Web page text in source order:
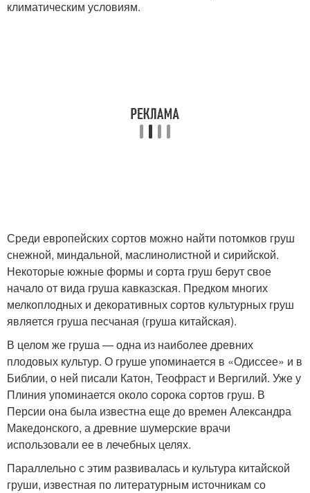
климатическим условиям.
Среди европейских сортов можно найти потомков груш
снежной, миндальной, маслинолистной и сирийской.
Некоторые южные формы и сорта груш берут свое
начало от вида груша кавказская. Предком многих
мелкоплодных и декоративных сортов культурных груш
является груша песчаная (груша китайская).
В целом же груша — одна из наиболее древних
плодовых культур. О груше упоминается в «Одиссее» и в
Библии, о ней писали Катон, Теофраст и Вергилий. Уже у
Плиния упоминается около сорока сортов груш. В
Персии она была известна еще до времен Александра
Македонского, а древние шумерские врачи
использовали ее в лечебных целях.
Параллельно с этим развивалась и культура китайской
груши, известная по литературным источникам со